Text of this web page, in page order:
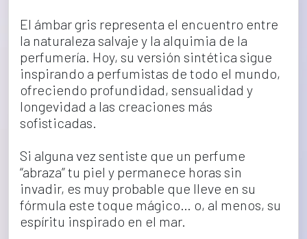
El ámbar gris representa el encuentro entre
la naturaleza salvaje y la alquimia de la
perfumería. Hoy, su versión sintética sigue
inspirando a perfumistas de todo el mundo,
ofreciendo profundidad, sensualidad y
longevidad a las creaciones más
sofisticadas.
Si alguna vez sentiste que un perfume
“abraza” tu piel y permanece horas sin
invadir, es muy probable que lleve en su
fórmula este toque mágico… o, al menos, su
espíritu inspirado en el mar.